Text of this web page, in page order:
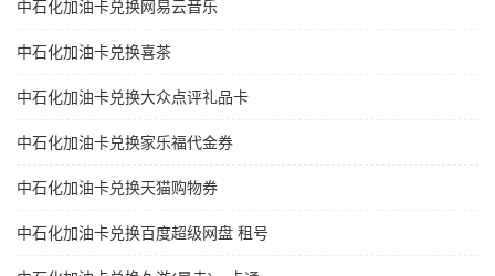
中石化加油卡兑换网易云音乐
中石化加油卡兑换喜茶
中石化加油卡兑换大众点评礼品卡
中石化加油卡兑换家乐福代金券
中石化加油卡兑换天猫购物券
中石化加油卡兑换百度超级网盘 租号